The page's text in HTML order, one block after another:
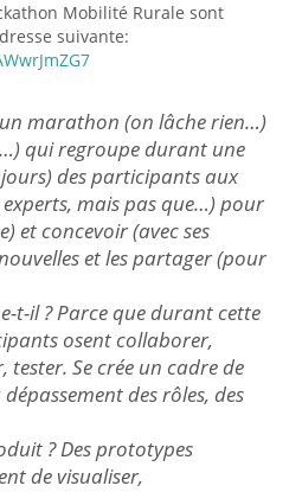
Mobilité Rurale sont
suivante:
marathon (on lâche rien…)
qui regroupe durant une
des participants aux
mais pas que…) pour
et concevoir (avec ses
et les partager (pour
t-il ? Parce que durant cette
osent collaborer,
tester. Se crée un cadre de
des rôles, des
? Des prototypes
de visualiser,